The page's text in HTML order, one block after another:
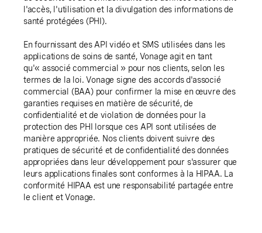
l'accès, l'utilisation et la divulgation des informations de
santé protégées (PHI).
En fournissant des API vidéo et SMS utilisées dans les
applications de soins de santé, Vonage agit en tant
qu'« associé commercial » pour nos clients, selon les
termes de la loi. Vonage signe des accords d'associé
commercial (BAA) pour confirmer la mise en œuvre des
garanties requises en matière de sécurité, de
confidentialité et de violation de données pour la
protection des PHI lorsque ces API sont utilisées de
manière appropriée. Nos clients doivent suivre des
pratiques de sécurité et de confidentialité des données
appropriées dans leur développement pour s'assurer que
leurs applications finales sont conformes à la HIPAA. La
conformité HIPAA est une responsabilité partagée entre
le client et Vonage.